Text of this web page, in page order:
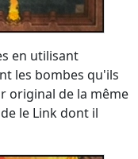
en utilisant
les bombes qu'ils
original de la même
le Link dont il